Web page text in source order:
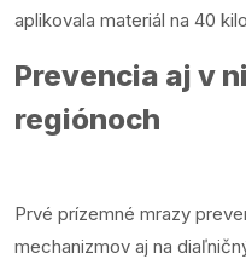
aplikovala materiál na 40
Prevencia aj v
regiónoch
Prvé prízemné mrazy
mechanizmov aj na